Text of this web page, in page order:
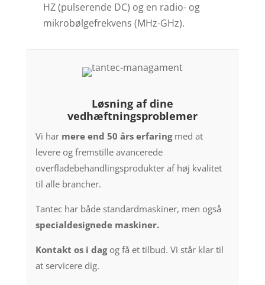
HZ (pulserende DC) og en radio- og
mikrobølgefrekvens (MHz-GHz).
Løsning af dine
vedhæftningsproblemer
Vi har mere end 50 års erfaringmed at
levere og fremstille avancerede
overfladebehandlingsprodukter af høj kvalitet
til alle brancher.
Tantec har både standardmaskiner, men også
specialdesignede maskiner.
Kontakt os i dagog få et tilbud. Vi står klar til
at servicere dig.